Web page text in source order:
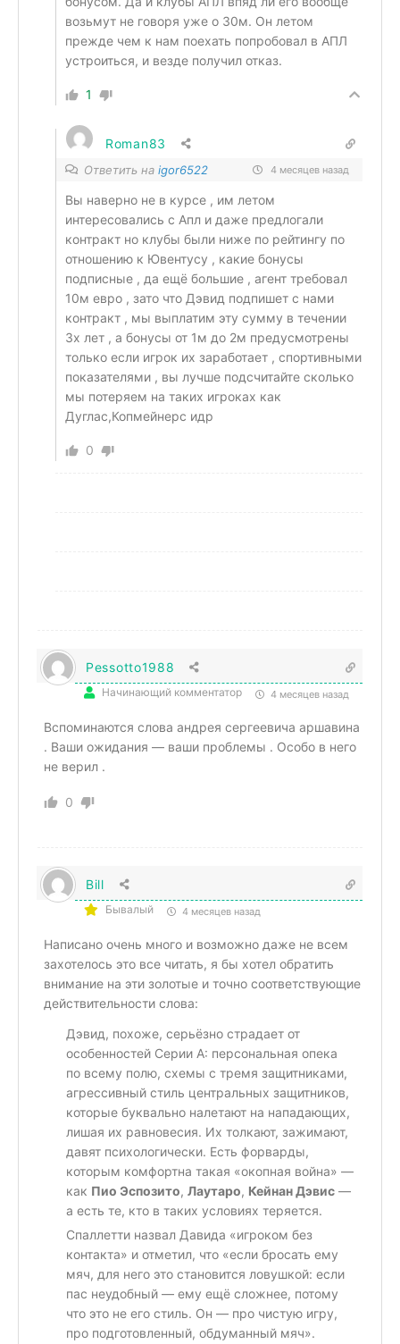
возьмут не говоря уже о 30м. Он летом
прежде чем к нам поехать попробовал в АПЛ
устроиться, и везде получил отказ.
1
Roman83
Ответить на igor6522 4 месяцев назад
Вы наверно не в курсе , им летом
интересовались с Апл и даже предлогали
контракт но клубы были ниже по рейтингу по
отношению к Ювентусу , какие бонусы
подписные , да ещё большие , агент требовал
10м евро , зато что Дэвид подпишет с нами
контракт , мы выплатим эту сумму в течении
3х лет , а бонусы от 1м до 2м предусмотрены
только если игрок их заработает , спортивными
показателями , вы лучше подсчитайте сколько
мы потеряем на таких игроках как
Дуглас,Копмейнерс идр
0
Pessotto1988
Начинающий комментатор 4 месяцев назад
Вспоминаются слова андрея сергеевича аршавина
. Ваши ожидания — ваши проблемы . Особо в него
не верил .
0
Bill
Бывалый 4 месяцев назад
Написано очень много и возможно даже не всем
захотелось это все читать, я бы хотел обратить
внимание на эти золотые и точно соответствующие
действительности слова:
Дэвид, похоже, серьёзно страдает от
особенностей Серии А: персональная опека
по всему полю, схемы с тремя защитниками,
агрессивный стиль центральных защитников,
которые буквально налетают на нападающих,
лишая их равновесия. Их толкают, зажимают,
давят психологически. Есть форварды,
которым комфортна такая «окопная война» —
как Пио Эспозито, Лаутаро, Кейнан Дэвис —
а есть те, кто в таких условиях теряется.
Спаллетти назвал Давида «игроком без
контакта» и отметил, что «если бросать ему
мяч, для него это становится ловушкой: если
пас неудобный — ему ещё сложнее, потому
что это не его стиль. Он — про чистую игру,
про подготовленный, обдуманный мяч».